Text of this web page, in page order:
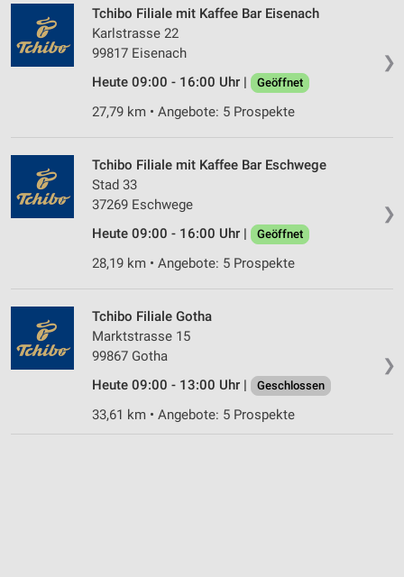
❯
Tchibo Filiale mit Kaffee Bar Eisenach
Karlstrasse 22
99817 Eisenach
Heute 09:00 - 16:00 Uhr |
Geöffnet
27,79 km • Angebote: 5 Prospekte
❯
Tchibo Filiale mit Kaffee Bar Eschwege
Stad 33
37269 Eschwege
Heute 09:00 - 16:00 Uhr |
Geöffnet
28,19 km • Angebote: 5 Prospekte
❯
Tchibo Filiale Gotha
Marktstrasse 15
99867 Gotha
Heute 09:00 - 13:00 Uhr |
Geschlossen
33,61 km • Angebote: 5 Prospekte